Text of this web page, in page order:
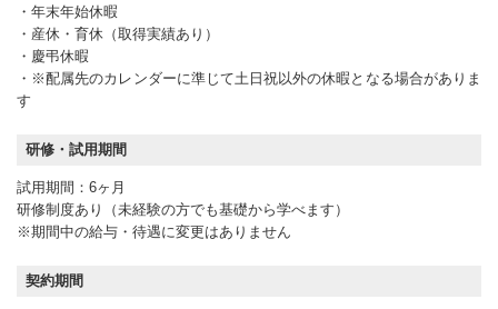
・年末年始休暇
・産休・育休（取得実績あり）
・慶弔休暇
・※配属先のカレンダーに準じて土日祝以外の休暇となる場合がありま
す
研修・試用期間
試用期間：6ヶ月
研修制度あり（未経験の方でも基礎から学べます）
※期間中の給与・待遇に変更はありません
契約期間